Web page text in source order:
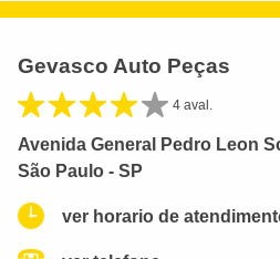
Gevasco Auto Peças
4 aval.
Avenida General Pedro Leon
São Paulo - SP
ver horario de